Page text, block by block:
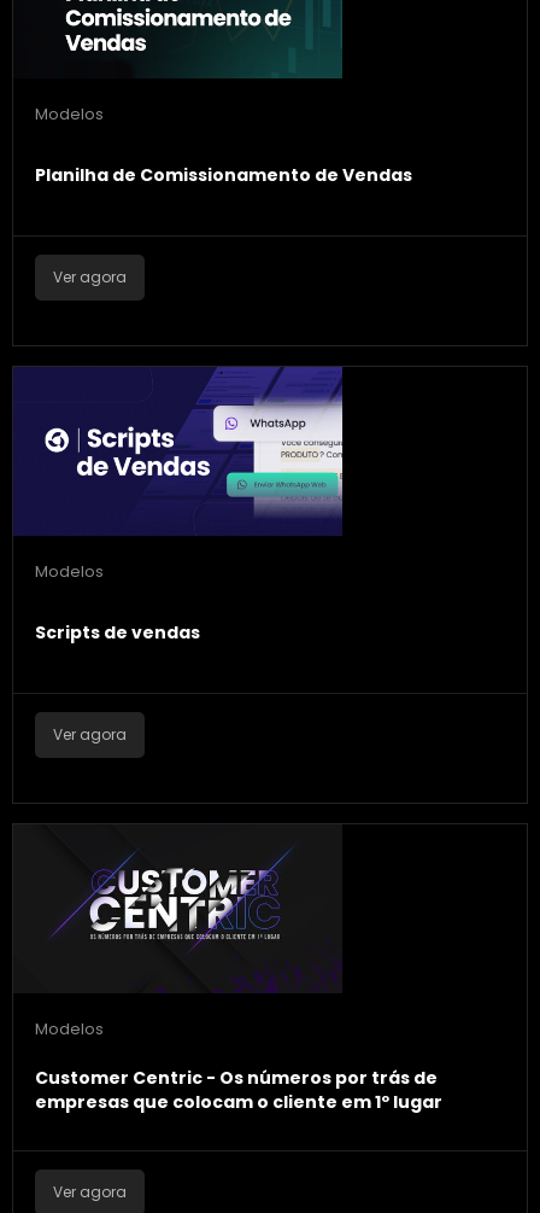
Modelos
Planilha de Comissionamento de Vendas
Ver agora
Modelos
Scripts de vendas
Ver agora
Modelos
Customer Centric - Os números por trás de
empresas que colocam o cliente em 1º lugar
Ver agora